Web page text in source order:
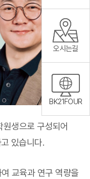
오시는길
BK21FOUR
생으로 구성되어
있습니다.
교육과 연구 역량을